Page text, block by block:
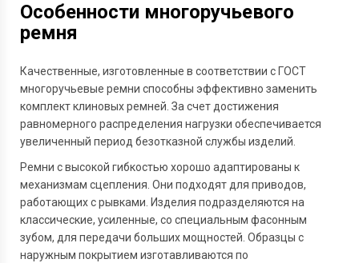
Особенности многоручьевого
ремня
Качественные, изготовленные в соответствии с ГОСТ
многоручьевые ремни способны эффективно заменить
комплект клиновых ремней. За счет достижения
равномерного распределения нагрузки обеспечивается
увеличенный период безотказной службы изделий.
Ремни с высокой гибкостью хорошо адаптированы к
механизмам сцепления. Они подходят для приводов,
работающих с рывками. Изделия подразделяются на
классические, усиленные, со специальным фасонным
зубом, для передачи больших мощностей. Образцы с
наружным покрытием изготавливаются по